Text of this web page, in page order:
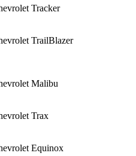
Tracker
TrailBlazer
Malibu
Trax
Equinox